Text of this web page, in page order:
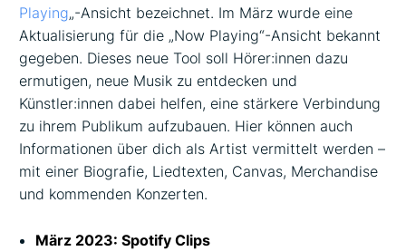
Playing„-Ansicht bezeichnet. Im März wurde eine
Aktualisierung für die „Now Playing“-Ansicht bekannt
gegeben. Dieses neue Tool soll Hörer:innen dazu
ermutigen, neue Musik zu entdecken und
Künstler:innen dabei helfen, eine stärkere Verbindung
zu ihrem Publikum aufzubauen. Hier können auch
Informationen über dich als Artist vermittelt werden –
mit einer Biografie, Liedtexten, Canvas, Merchandise
und kommenden Konzerten.
März 2023: Spotify Clips